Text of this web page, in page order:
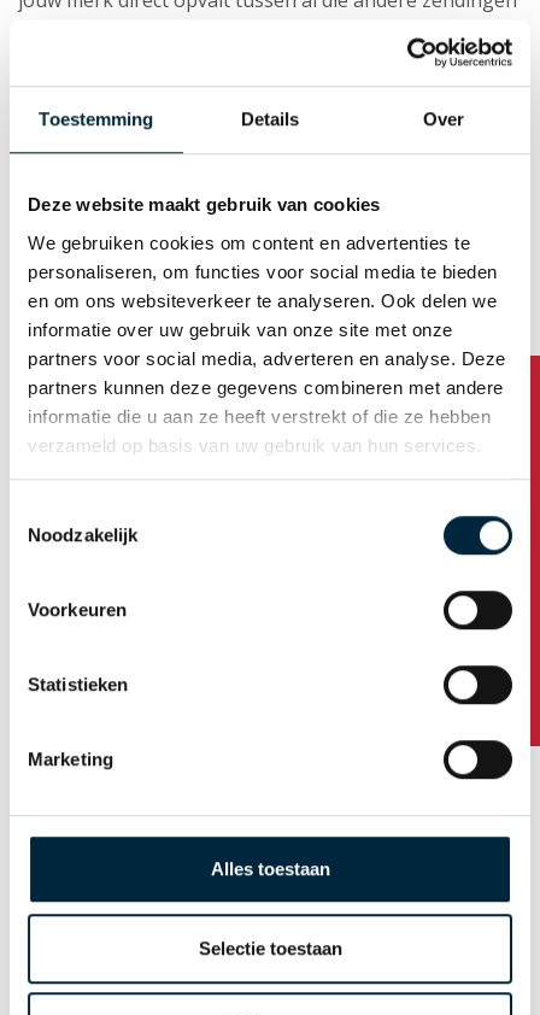
Toestemming Details Over
Deze website maakt gebruik van cookies
We gebruiken cookies om content en advertenties te
personaliseren, om functies voor social media te bieden
en om ons websiteverkeer te analyseren. Ook delen we
informatie over uw gebruik van onze site met onze
partners voor social media, adverteren en analyse. Deze
partners kunnen deze gegevens combineren met andere
informatie die u aan ze heeft verstrekt of die ze hebben
verzameld op basis van uw gebruik van hun services.
Noodzakelijk
Voorkeuren
Statistieken
Marketing
Alles toestaan
Selectie toestaan
Heeft u vragen?
dagelijks ontvangen. Door zijn gebruikersvriendelijke
eigenschappen is het de perfecte tape voor dagelijks
gebruik in jouw magazijn.
op voor meer informatie.
Downloadhierde productsheet met technische
informatie.
Tapes
Bedrukte tape
Gepersonaliseerde tape
PP-Hotmelt
Duurzaam